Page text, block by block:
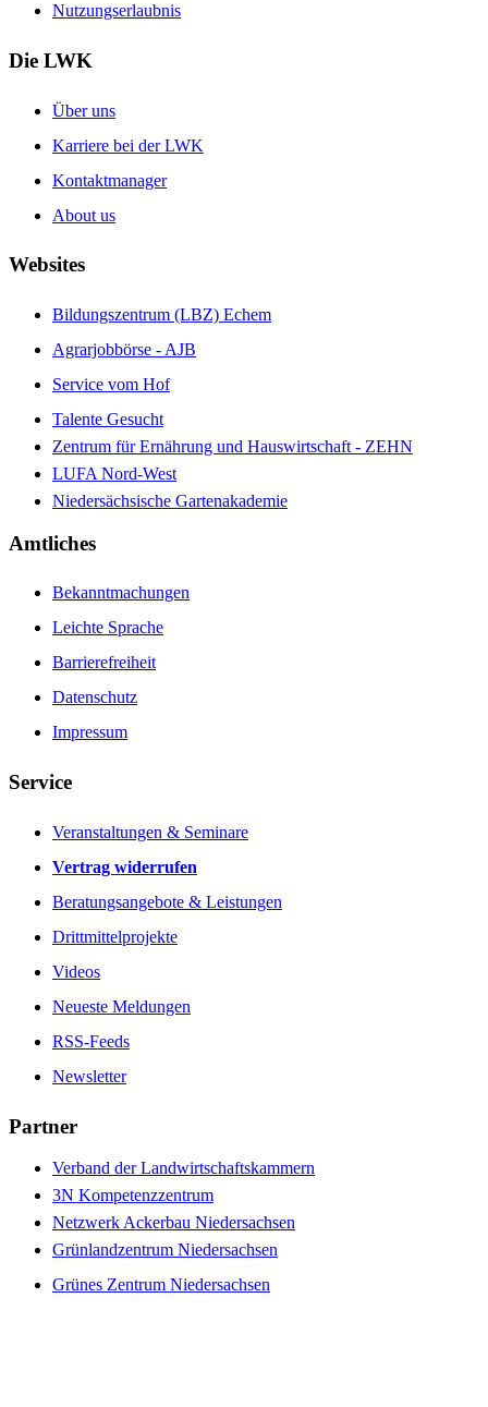
Nutzungserlaubnis
Die LWK
Über uns
Karriere bei der LWK
Kontaktmanager
About us
Websites
Bildungszentrum (LBZ) Echem
Agrarjobbörse - AJB
Service vom Hof
Talente Gesucht
Zentrum für Ernährung und Hauswirtschaft - ZEHN
LUFA Nord-West
Niedersächsische Gartenakademie
Amtliches
Bekanntmachungen
Leichte Sprache
Barrierefreiheit
Datenschutz
Impressum
Service
Veranstaltungen & Seminare
Vertrag widerrufen
Beratungsangebote & Leistungen
Drittmittelprojekte
Videos
Neueste Meldungen
RSS-Feeds
Newsletter
Partner
Verband der Landwirtschaftskammern
3N Kompetenzzentrum
Netzwerk Ackerbau Niedersachsen
Grünlandzentrum Niedersachsen
Grünes Zentrum Niedersachsen